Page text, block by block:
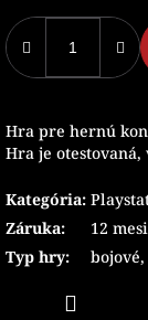
Hra pre hernú
Hra je
Kategória:
Záruka:
12
Typ hry: bojové,